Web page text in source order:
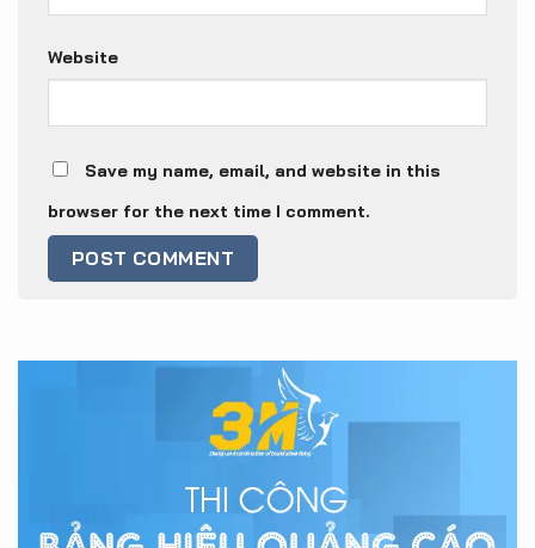
Website
Save my name, email, and website in this
browser for the next time I comment.